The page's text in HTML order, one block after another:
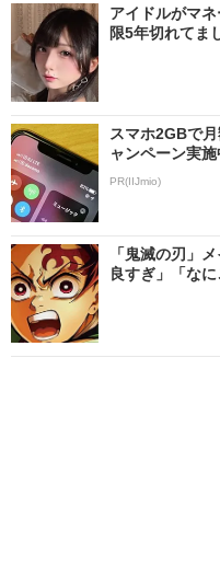
アイドルがマ
限5年切れてま
スマホ2GBで
ャンペーン実施
PR(IIJmio)
「鬼滅の刃」
良すぎ」「な